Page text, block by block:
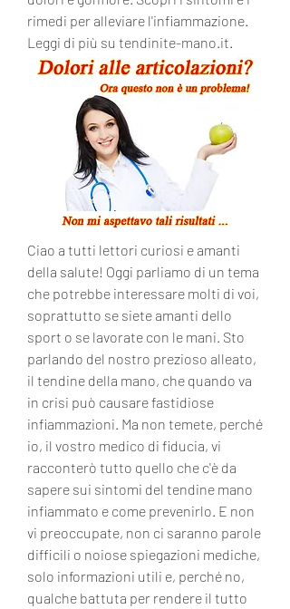
rimedi per alleviare l'infiammazione.
Leggi di più su tendinite-mano.it.
Ciao a tutti lettori curiosi e amanti
della salute! Oggi parliamo di un tema
che potrebbe interessare molti di voi,
soprattutto se siete amanti dello
sport o se lavorate con le mani. Sto
parlando del nostro prezioso alleato,
il tendine della mano, che quando va
in crisi può causare fastidiose
infiammazioni. Ma non temete, perché
io, il vostro medico di fiducia, vi
racconterò tutto quello che c'è da
sapere sui sintomi del tendine mano
infiammato e come prevenirlo. E non
vi preoccupate, non ci saranno parole
difficili o noiose spiegazioni mediche,
solo informazioni utili e, perché no,
qualche battuta per rendere il tutto